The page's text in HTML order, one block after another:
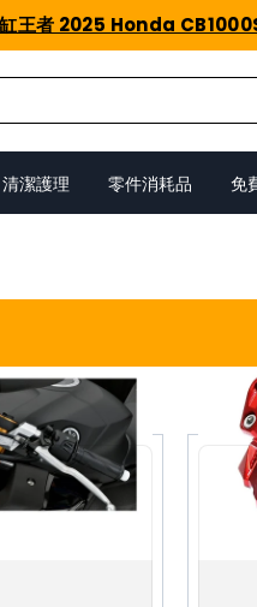
王者 2025 Honda
清潔護理 零件消耗品 免